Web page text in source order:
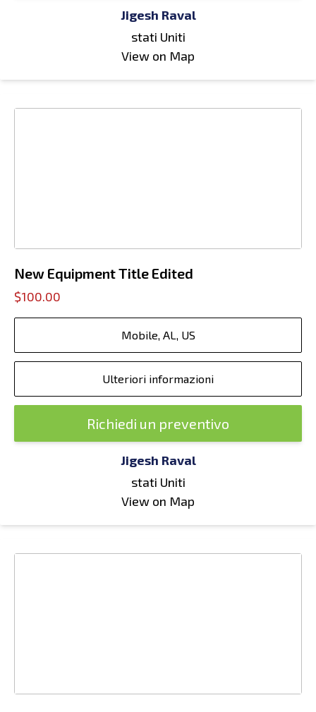
Jigesh Raval
stati Uniti
View on Map
New Equipment Title Edited
$100.00
Mobile, AL, US
Ulteriori informazioni
Richiedi un preventivo
Jigesh Raval
stati Uniti
View on Map